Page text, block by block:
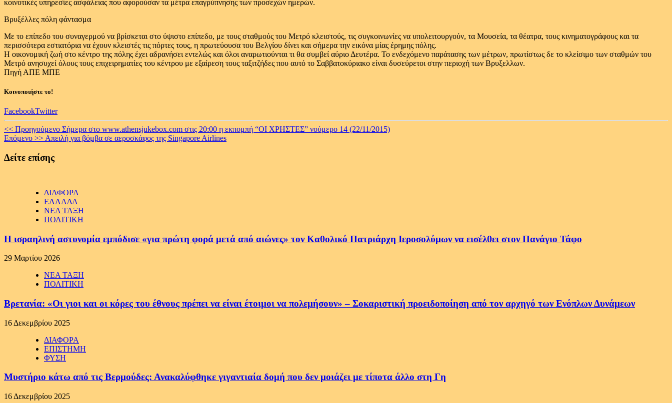
κοινοτικές υπηρεσίες ασφάλειας που αφορούσαν τα μέτρα επαγρύπνησης των προσεχών ημερών.
Βρυξέλλες πόλη φάντασμα
Με το επίπεδο του συναγερμού να βρίσκεται στο ύψιστο επίπεδο, με τους σταθμούς του Μετρό κλειστούς, τις συγκοινωνίες να υπολειτουργούν, τα Μουσεία, τα θέατρα, τους κινηματογράφους και τα
περισσότερα εστιατόρια να έχουν κλειστές τις πόρτες τους, η πρωτεύουσα του Βελγίου δίνει και σήμερα την εικόνα μίας έρημης πόλης.
Η οικονομική ζωή στο κέντρο της πόλης έχει αδρανήσει εντελώς και όλοι αναρωτιούνται τι θα συμβεί αύριο Δευτέρα. Το ενδεχόμενο παράτασης των μέτρων, πρωτίστως δε το κλείσιμο των σταθμών του
Μετρό ανησυχεί όλους τους επιχειρηματίες του κέντρου με εξαίρεση τους ταξιτζήδες που αυτό το Σαββατοκύριακο είναι δυσεύρετοι στην περιοχή των Βρυξελλων.
Πηγή ΑΠΕ ΜΠΕ
Κοινοποιήστε το!
FacebookTwitter
Continue
Reading
<< Προηγούμενο Σήμερα στο www.athensjukebox.com στις 20:00 η εκπομπή “ΟΙ ΧΡΗΣΤΕΣ” νούμερο 14 (22/11/2015)
Επόμενο >> Απειλή για βόμβα σε αεροσκάφος της Singapore Airlines
Δείτε επίσης
ΔΙΑΦΟΡΑ
ΕΛΛΑΔΑ
ΝΕΑ ΤΑΞΗ
ΠΟΛΙΤΙΚΗ
Η ισραηλινή αστυνομία εμπόδισε «για πρώτη φορά μετά από αιώνες» τον Καθολικό Πατριάρχη Ιεροσολύμων να εισέλθει στον Πανάγιο Τάφο
29 Μαρτίου 2026
ΝΕΑ ΤΑΞΗ
ΠΟΛΙΤΙΚΗ
Βρετανία: «Οι γιοι και οι κόρες του έθνους πρέπει να είναι έτοιμοι να πολεμήσουν» – Σοκαριστική προειδοποίηση από τον αρχηγό των Ενόπλων Δυνάμεων
16 Δεκεμβρίου 2025
ΔΙΑΦΟΡΑ
ΕΠΙΣΤΗΜΗ
ΦΥΣΗ
Μυστήριο κάτω από τις Βερμούδες: Ανακαλύφθηκε γιγαντιαία δομή που δεν μοιάζει με τίποτα άλλο στη Γη
16 Δεκεμβρίου 2025